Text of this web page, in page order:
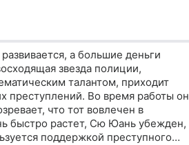
а большие деньги
звезда полиции,
талантом, приходит
преступлений. Во время работы он
что тот вовлечен в
быстро растет, Сю Юань убежден,
поддержкой преступного